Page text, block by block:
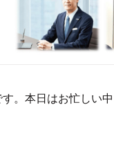
す。本日はお忙しい